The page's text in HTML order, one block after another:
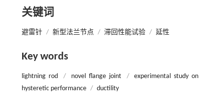
关键词
避雷针 / 新型法兰节点 / 滞回性能试验 / 延性
Key words
lightning rod / novel flange joint /
experimental study on
hysteretic performance / ductility